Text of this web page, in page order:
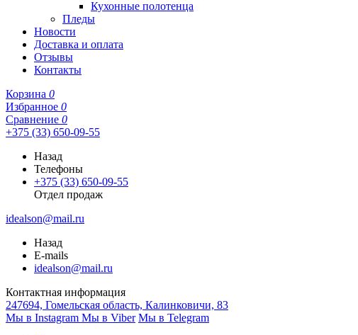
Кухонные полотенца
Пледы
Новости
Доставка и оплата
Отзывы
Контакты
Корзина 0
Избранное 0
Сравнение 0
+375 (33) 650-09-55
Назад
Телефоны
+375 (33) 650-09-55
Отдел продаж
idealson@mail.ru
Назад
E-mails
idealson@mail.ru
Контактная информация
247694, Гомельская область, Калинковичи, 83
Мы в Instagram Мы в Viber Мы в Telegram